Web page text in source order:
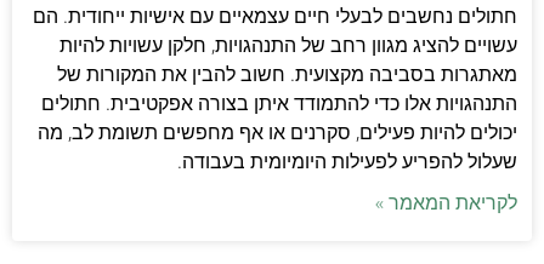
חתולים נחשבים לבעלי חיים עצמאיים עם אישיות ייחודית. הם
עשויים להציג מגוון רחב של התנהגויות, חלקן עשויות להיות
מאתגרות בסביבה מקצועית. חשוב להבין את המקורות של
התנהגויות אלו כדי להתמודד איתן בצורה אפקטיבית. חתולים
יכולים להיות פעילים, סקרנים או אף מחפשים תשומת לב, מה
שעלול להפריע לפעילות היומיומית בעבודה.
לקריאת המאמר »